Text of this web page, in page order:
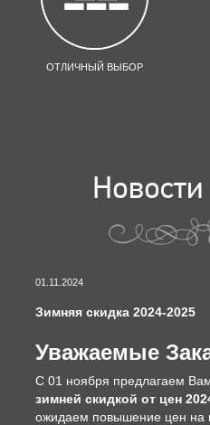
ОТЛИЧНЫЙ ВЫБОР
01.11.2024
Зимняя скидка 2024-2025
Уважаемые
С 01 ноября предлагаем Вам
зимней скидкой от цен
ожидаем повышение цен на